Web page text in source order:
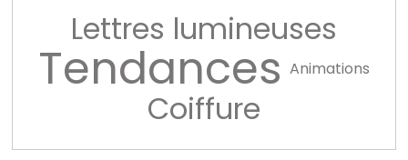
Lettres lumineuses
Tendances Animations
Coiffure